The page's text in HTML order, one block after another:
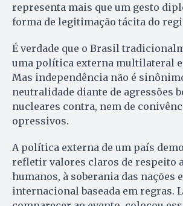
representa mais que um gesto
forma de legitimação tácita do
É verdade que o Brasil
uma política externa multilateral
Mas independência não é
neutralidade diante de agressões
nucleares contra, nem de
opressivos.
A política externa de um país
refletir valores claros de respeito
humanos, à soberania das nações
internacional baseada em regras.